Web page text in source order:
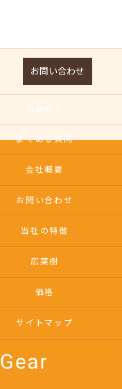
お問い合わせ
製品紹介
よくある質問
会社概要
お問い合わせ
当社の特徴
広葉樹
価格
サイトマップ